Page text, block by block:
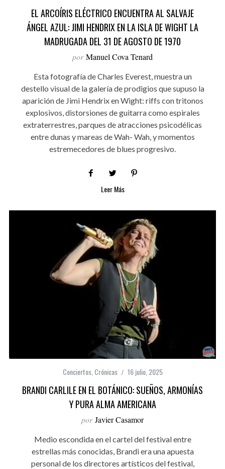
EL ARCOÍRIS ELÉCTRICO ENCUENTRA AL SALVAJE
ÁNGEL AZUL: JIMI HENDRIX EN LA ISLA DE WIGHT LA
MADRUGADA DEL 31 DE AGOSTO DE 1970
por Manuel Cova Tenard
Esta fotografía de Charles Everest, muestra un
destello visual de la galería de prodigios que supuso la
aparición de Jimi Hendrix en Wight: riffs con tritonos
explosivos, distorsiones de guitarra como espirales
extraterrestres, parques de atracciones psicodélicas
entre dunas y mareas de Wah- Wah, y momentos
estremecedores de blues progresivo.
Leer Más
Conciertos, Crónicas 16 julio, 2025
BRANDI CARLILE EN EL BOTÁNICO: SUEÑOS, ARMONÍAS
Y PURA ALMA AMERICANA
por Javier Casamor
Medio escondida en el cartel del festival entre
estrellas más conocidas, Brandi era una apuesta
personal de los directores artísticos del festival,